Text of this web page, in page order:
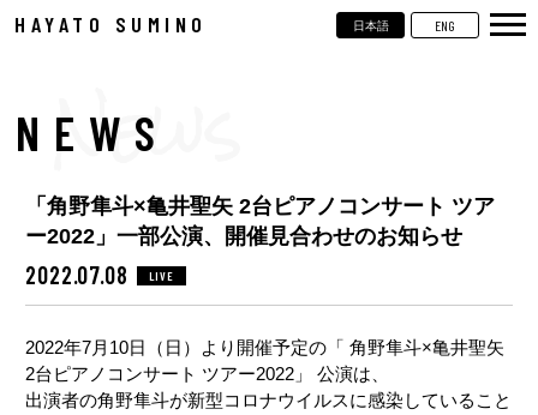
HAYATO SUMINO 日本語 ENG
VIDEOS
CONTACT
NEWS
「角野隼斗×亀井聖矢 2台ピアノコンサート ツア
ー2022」一部公演、開催見合わせのお知らせ
2022.07.08 LIVE
2022年7月10日（日）より開催予定の「 角野隼斗×亀井聖矢
2台ピアノコンサート ツアー2022」 公演は、
出演者の角野隼斗が新型コロナウイルスに感染していること